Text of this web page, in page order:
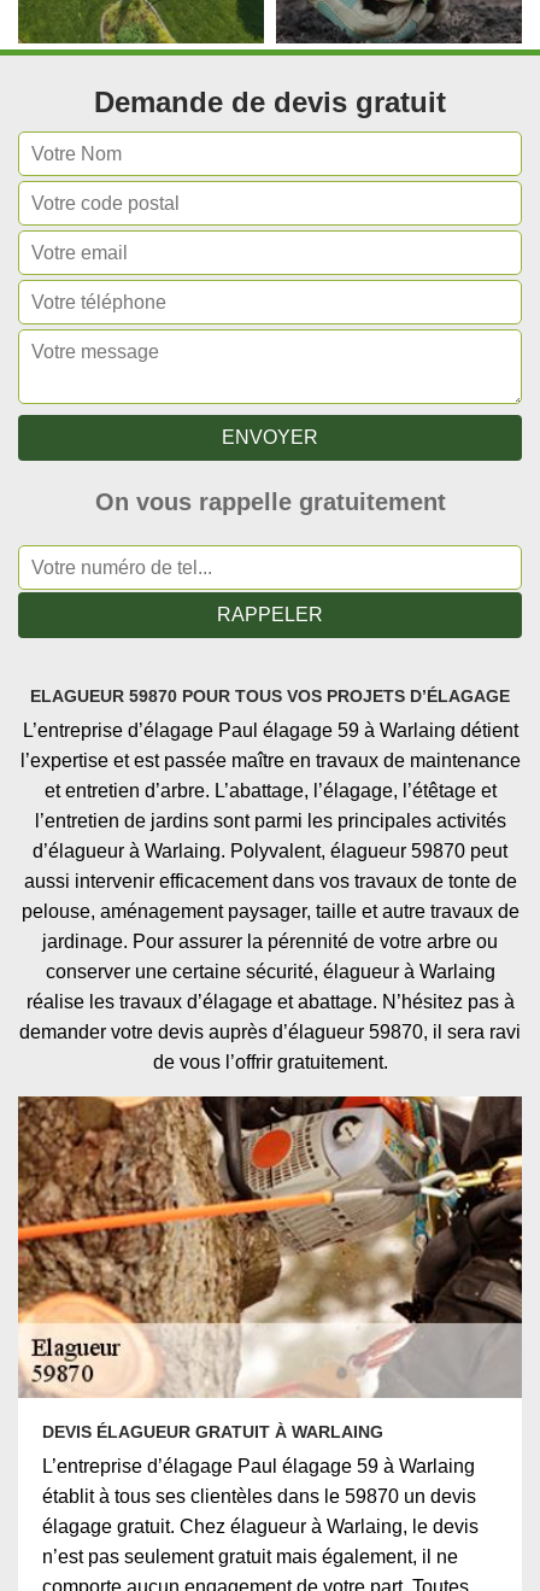
Demande de devis gratuit
On vous rappelle gratuitement
ELAGUEUR 59870 POUR TOUS VOS PROJETS D’ÉLAGAGE
L’entreprise d’élagage Paul élagage 59 à Warlaing détient
l’expertise et est passée maître en travaux de maintenance
et entretien d’arbre. L’abattage, l’élagage, l’étêtage et
l’entretien de jardins sont parmi les principales activités
d’élagueur à Warlaing. Polyvalent, élagueur 59870 peut
aussi intervenir efficacement dans vos travaux de tonte de
pelouse, aménagement paysager, taille et autre travaux de
jardinage. Pour assurer la pérennité de votre arbre ou
conserver une certaine sécurité, élagueur à Warlaing
réalise les travaux d’élagage et abattage. N’hésitez pas à
demander votre devis auprès d’élagueur 59870, il sera ravi
de vous l’offrir gratuitement.
DEVIS ÉLAGUEUR GRATUIT À WARLAING
L’entreprise d’élagage Paul élagage 59 à Warlaing
établit à tous ses clientèles dans le 59870 un devis
élagage gratuit. Chez élagueur à Warlaing, le devis
n’est pas seulement gratuit mais également, il ne
comporte aucun engagement de votre part. Toutes